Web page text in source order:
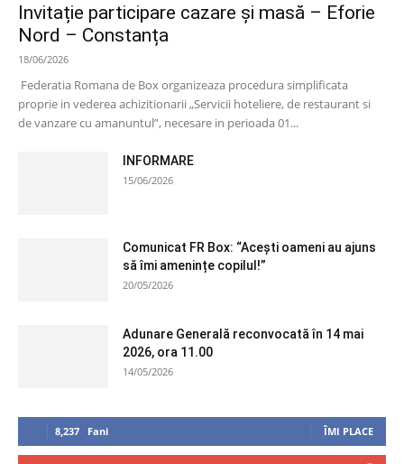
Invitație participare cazare și masă – Eforie
Nord – Constanța
18/06/2026
Federatia Romana de Box organizeaza procedura simplificata
proprie in vederea achizitionarii „Servicii hoteliere, de restaurant si
de vanzare cu amanuntul”, necesare in perioada 01...
INFORMARE
15/06/2026
Comunicat FR Box: “Acești oameni au ajuns
să îmi amenințe copilul!”
20/05/2026
Adunare Generală reconvocată în 14 mai
2026, ora 11.00
14/05/2026
8,237 Fani ÎMI PLACE